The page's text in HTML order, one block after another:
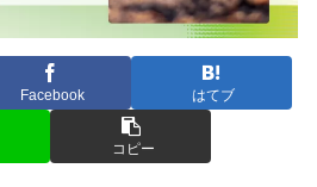
Facebook はてブ
コピー